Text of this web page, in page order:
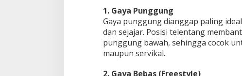
u
r
k
a
n
1. Gaya Punggung
Gaya punggung dianggap paling
dan sejajar. Posisi telentang
punggung bawah, sehingga cocok
maupun servikal.
2. Gaya Bebas (Freestyle)